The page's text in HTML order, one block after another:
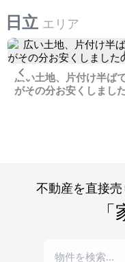
日立 エリア
Previous
広い土地、片付け半ば
がその分お安くしまし
不動産を直接